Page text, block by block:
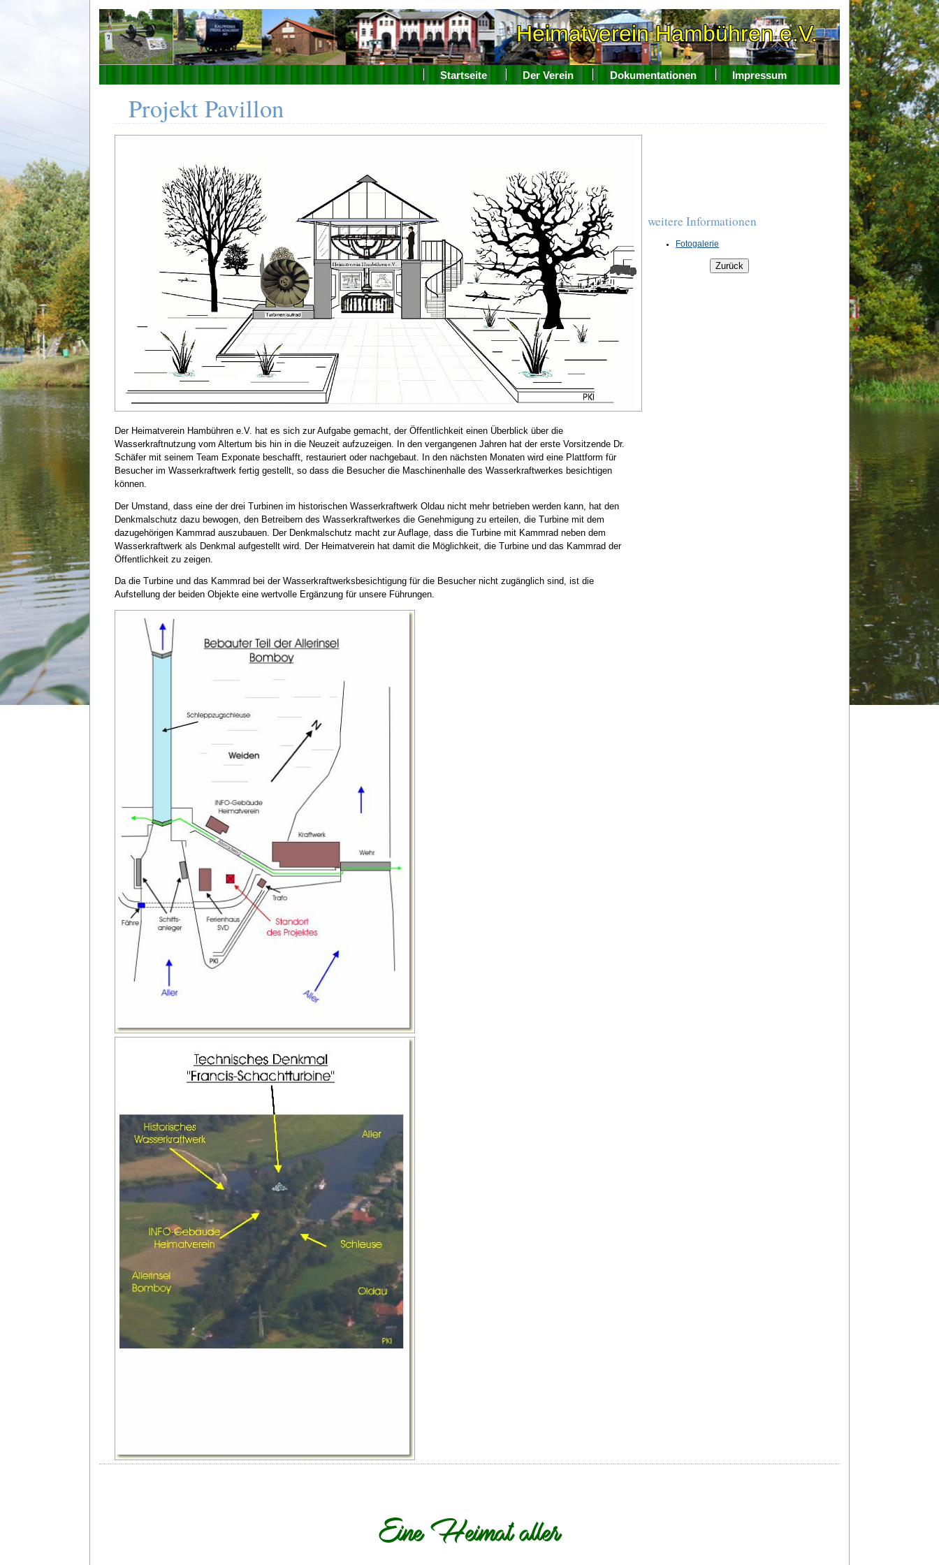
Heimatverein Hambühren e.V.
Startseite Der Verein Dokumentationen Impressum
Projekt Pavillon
Der Heimatverein Hambühren e.V. hat es sich zur Aufgabe gemacht, der Öffentlichkeit einen Überblick über die
Wasserkraftnutzung vom Altertum bis hin in die Neuzeit aufzuzeigen. In den vergangenen Jahren hat der erste Vorsitzende Dr.
Schäfer mit seinem Team Exponate beschafft, restauriert oder nachgebaut. In den nächsten Monaten wird eine Plattform für
Besucher im Wasserkraftwerk fertig gestellt, so dass die Besucher die Maschinenhalle des Wasserkraftwerkes besichtigen
können.
Der Umstand, dass eine der drei Turbinen im historischen Wasserkraftwerk Oldau nicht mehr betrieben werden kann, hat den
Denkmalschutz dazu bewogen, den Betreibern des Wasserkraftwerkes die Genehmigung zu erteilen, die Turbine mit dem
dazugehörigen Kammrad auszubauen. Der Denkmalschutz macht zur Auflage, dass die Turbine mit Kammrad neben dem
Wasserkraftwerk als Denkmal aufgestellt wird. Der Heimatverein hat damit die Möglichkeit, die Turbine und das Kammrad der
Öffentlichkeit zu zeigen.
Da die Turbine und das Kammrad bei der Wasserkraftwerksbesichtigung für die Besucher nicht zugänglich sind, ist die
Aufstellung der beiden Objekte eine wertvolle Ergänzung für unsere Führungen.
weitere Informationen
Fotogalerie
Eine Heimat aller